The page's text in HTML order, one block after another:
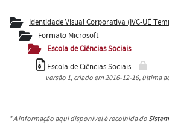
Identidade Visual Corporativa (IVC-UÉ
Formato Microsoft
Escola de Ciências Sociais
Escola de Ciências Sociais
versão 1, criado em2016-12-16, última
* A informação aqui disponível é recolhida do